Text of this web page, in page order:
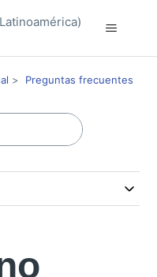
Preguntas frecuentes